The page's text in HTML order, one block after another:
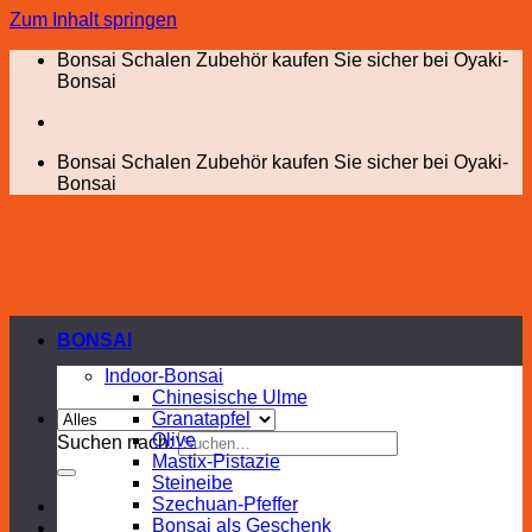
Zum Inhalt springen
Bonsai Schalen Zubehör kaufen Sie sicher bei Oyaki-
Bonsai
Bonsai Schalen Zubehör kaufen Sie sicher bei Oyaki-
Bonsai
Suchen nach:
BONSAI
Indoor-Bonsai
Chinesische Ulme
Granatapfel
Olive
Mastix-Pistazie
Steineibe
Szechuan-Pfeffer
Bonsai als Geschenk